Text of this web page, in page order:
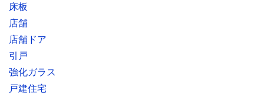
床板
店舗
店舗ドア
引戸
強化ガラス
戸建住宅